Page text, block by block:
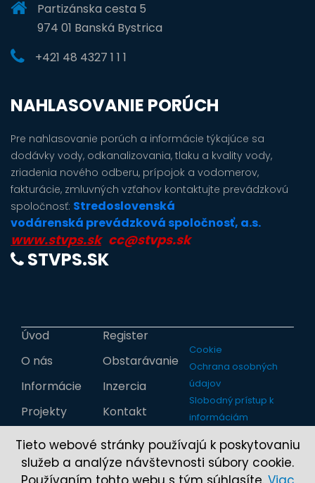
Partizánska cesta 5
974 01 Banská Bystrica
+421 48 4327 1 1 1
NAHLASOVANIE PORÚCH
Pre nahlasovanie porúch a informácie týkajúce sa
dodávky vody, odkanalizovania, tlaku a kvality vody,
zriadenia nového odberu, prípojok a vodomerov,
fakturácie, zmluvných vzťahov kontaktujte prevádzkovú
spoločnosť: Stredoslovenská
vodárenská prevádzková spoločnosť, a.s.
www.stvps.sk cc@stvps.sk
STVPS.SK
Úvod
O nás
Informácie
Projekty
Register
Obstarávanie
Inzercia
Kontakt
Cookie
Ochrana osobných
údajov
Slobodný prístup k
informáciám
Tieto webové stránky používajú k poskytovaniu
služeb a analýze návštevnosti súbory cookie.